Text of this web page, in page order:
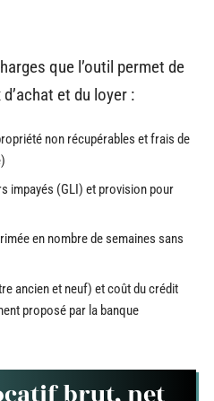
que l’outil permet de
et du loyer :
non récupérables et frais de
impayés (GLI) et provision pour
en nombre de semaines sans
ancien et neuf) et coût du crédit
proposé par la banque